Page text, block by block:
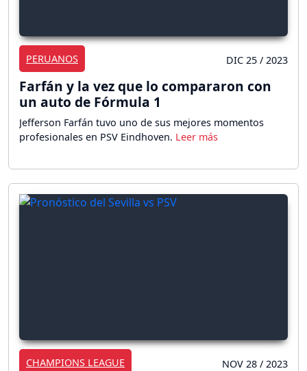
PERUANOS DIC 25 / 2023
Farfán y la vez que lo compararon con
un auto de Fórmula 1
Jefferson Farfán tuvo uno de sus mejores momentos
profesionales en PSV Eindhoven.
CHAMPIONS LEAGUE NOV 28 / 2023